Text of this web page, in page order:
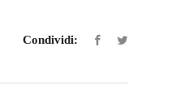
Condividi: